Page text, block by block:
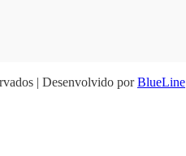
| Desenvolvido porBlueLine